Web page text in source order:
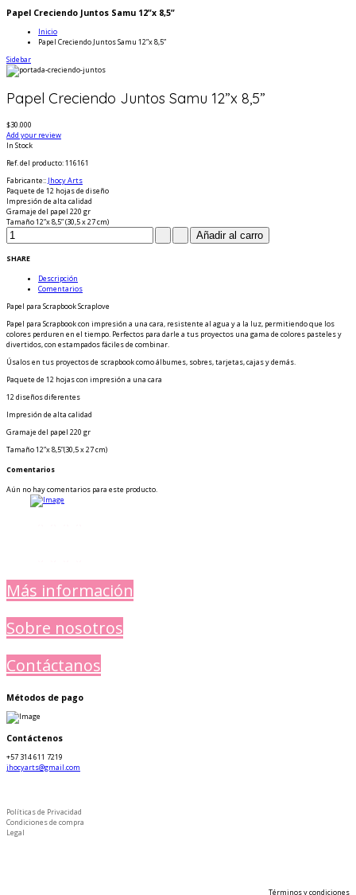
Papel Creciendo Juntos Samu 12”x 8,5”
Inicio
Papel Creciendo Juntos Samu 12”x 8,5”
Sidebar
Papel Creciendo Juntos Samu 12”x 8,5”
$30.000
Add your review
In Stock
Ref. del producto: 116161
Fabricante:: Jhocy Arts
Paquete de 12 hojas de diseño
Impresión de alta calidad
Gramaje del papel 220 gr
Tamaño 12”x 8,5” (30,5 x 27 cm)
SHARE
Descripción
Comentarios
Papel para Scrapbook Scraplove
Papel para Scrapbook con impresión a una cara, resistente al agua y a la luz, permitiendo que los
colores perduren en el tiempo. Perfectos para darle a tus proyectos una gama de colores pasteles y
divertidos, con estampados fáciles de combinar.
Úsalos en tus proyectos de scrapbook como álbumes, sobres, tarjetas, cajas y demás.
Paquete de 12 hojas con impresión a una cara
12 diseños diferentes
Impresión de alta calidad
Gramaje del papel 220 gr
Tamaño 12”x 8,5”(30,5 x 27 cm)
Comentarios
Aún no hay comentarios para este producto.
Más información
Sobre nosotros
Contáctanos
Métodos de pago
Contáctenos
+57 314 611 7219
jhocyarts@gmail.com
Políticas de Privacidad
Condiciones de compra
Legal
Términos y condiciones